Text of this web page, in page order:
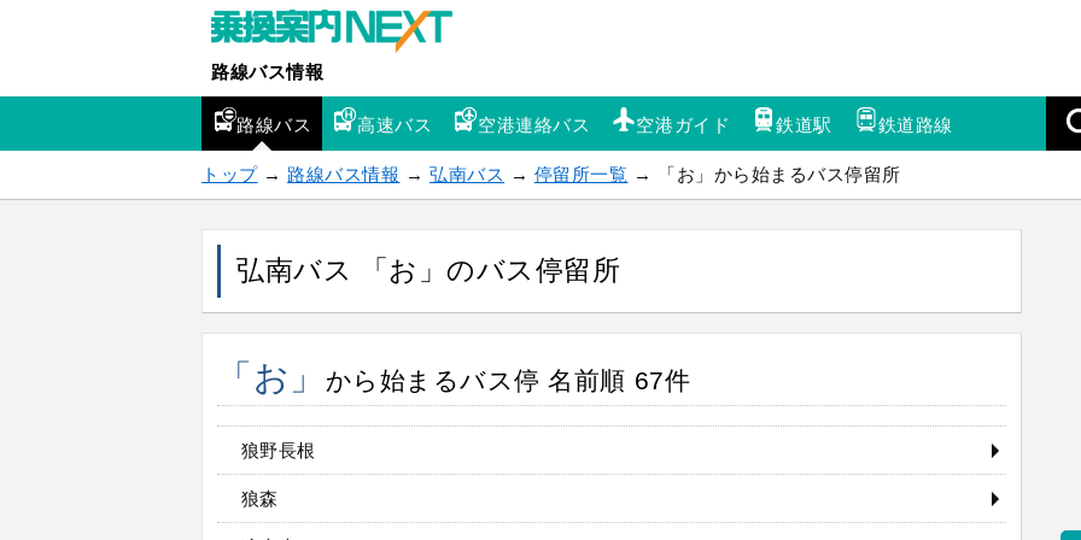
路線バス情報
路線バス 高速バス 空港連絡バス 空港ガイド 鉄道駅 鉄道路線
トップ→ 路線バス情報 →弘南バス → 停留所一覧 → 「お」から始まるバス停留所
弘南バス 「お」のバス停留所
「お」 から始まるバス停 名前順 67件
狼野長根
狼森